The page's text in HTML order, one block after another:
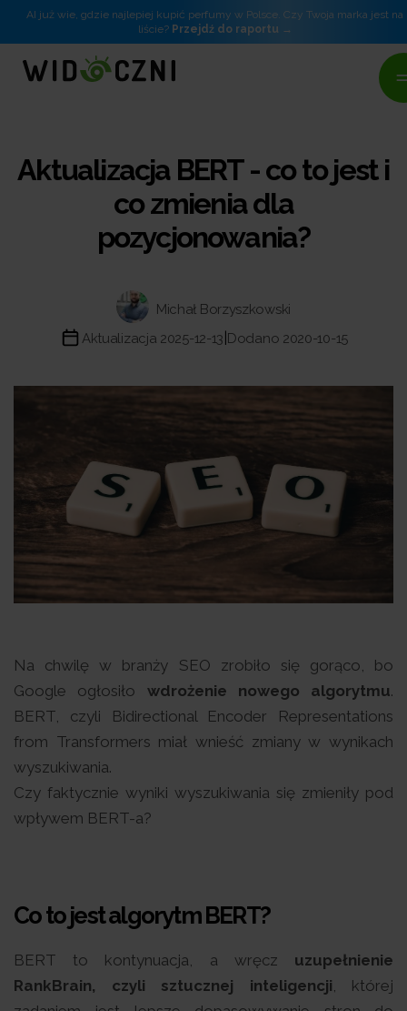
AI już wie, gdzie najlepiej kupić perfumy w Polsce. Czy Twoja marka jest na
liście? Przejdź do raportu
Aktualizacja BERT - co to jest i
co zmienia dla
pozycjonowania?
Michał Borzyszkowski
Aktualizacja 2025-12-13 Dodano 2020-10-15
Na chwilę w branży SEO zrobiło się gorąco, bo
Google ogłosiło wdrożenie nowego algorytmu.
BERT, czyli Bidirectional Encoder Representations
from Transformers miał wnieść zmiany w wynikach
wyszukiwania.
Czy faktycznie wyniki wyszukiwania się zmieniły pod
wpływem BERT-a?
Co to jest algorytm BERT?
BERT to kontynuacja, a wręcz uzupełnienie
RankBrain, czyli sztucznej inteligencji , której